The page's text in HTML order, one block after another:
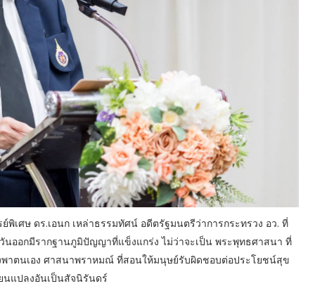
เศษ ดร.เอนก เหล่าธรรมทัศน์ อดีตรัฐมนตรีว่าการกระทรวง อว. ที่
นออกมีรากฐานภูมิปัญญาที่แข็งแกร่ง ไม่ว่าจะเป็น พระพุทธศาสนา ที่
พาตนเอง ศาสนาพราหมณ์ ที่สอนให้มนุษย์รับผิดชอบต่อประโยชน์สุข
นแปลงอันเป็นสัจนิรันดร์